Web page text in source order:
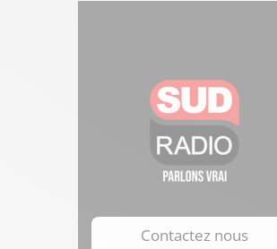
Contactez nous